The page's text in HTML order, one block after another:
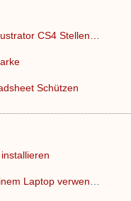
CS4 Stellen…
Schützen